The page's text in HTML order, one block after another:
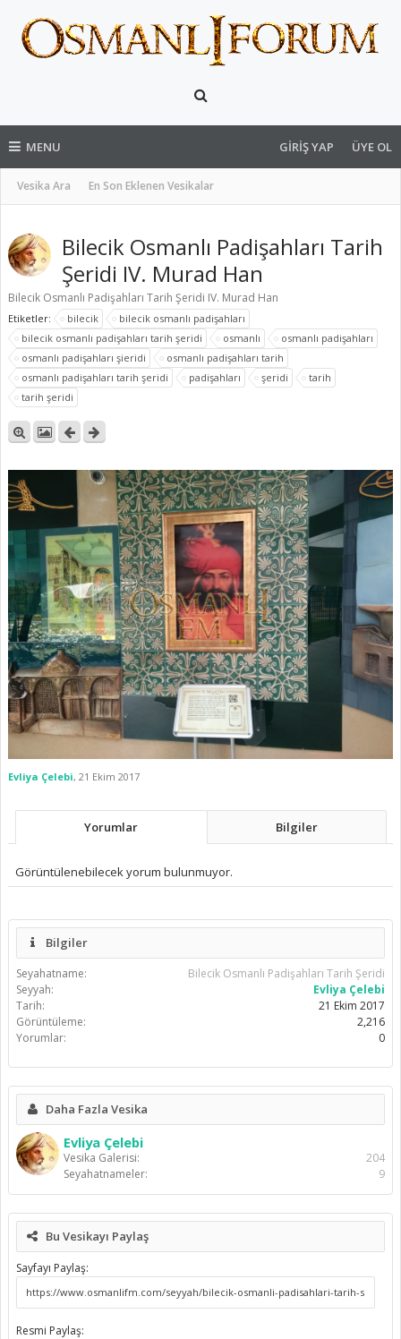
MENU
Vesika Ara En Son Eklenen Vesikalar
GIRIŞ YAP ÜYE OL
Bilecik Osmanlı Padişahları Tarih
Şeridi IV. Murad Han
Bilecik Osmanlı Padişahları Tarih Şeridi IV. Murad Han
Etiketler: bilecik
bilecik osmanlı padişahları
bilecik osmanlı padişahları tarih şeridi
osmanlı
osmanlı padişahları
osmanlı padişahları şieridi
osmanlı padişahları tarih
osmanlı padişahları tarih şeridi
padişahları şeridi
tarih
tarih şeridi
Evliya Çelebi, 21 Ekim 2017
Yorumlar Bilgiler
Görüntülenebilecek yorum bulunmuyor.
Bilgiler
Seyahatname:
Bilecik Osmanlı Padişahları Tarih Şeridi
Seyyah:
Evliya Çelebi
Tarih:
21 Ekim 2017
Görüntüleme:
2,216
Yorumlar:
0
Daha Fazla Vesika
Evliya Çelebi
Vesika Galerisi:
204
Seyahatnameler:
9
Bu Vesikayı Paylaş
Sayfayı Paylaş:
Resmi Paylaş: